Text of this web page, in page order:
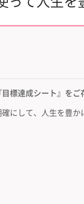
標達成シート』をご
にして、人生を豊か